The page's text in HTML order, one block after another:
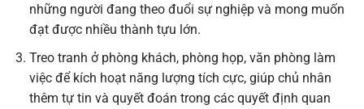
những người đang theo đuổi sự nghiệp và mong muốn
đạt được nhiều thành tựu lớn.
Treo tranh ở phòng khách, phòng họp, văn phòng làm
việc để kích hoạt năng lượng tích cực, giúp chủ nhân
thêm tự tin và quyết đoán trong các quyết định quan